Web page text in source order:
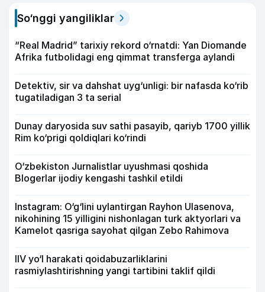
So‘nggi yangiliklar
“Real Madrid” tarixiy rekord o‘rnatdi: Yan Diomande
Afrika futbolidagi eng qimmat transferga aylandi
Detektiv, sir va dahshat uyg‘unligi: bir nafasda ko‘rib
tugatiladigan 3 ta serial
Dunay daryosida suv sathi pasayib, qariyb 1700 yillik
Rim ko‘prigi qoldiqlari ko‘rindi
O‘zbekiston Jurnalistlar uyushmasi qoshida
Blogerlar ijodiy kengashi tashkil etildi
Instagram: O‘g‘lini uylantirgan Rayhon Ulasenova,
nikohining 15 yilligini nishonlagan turk aktyorlari va
Kamelot qasriga sayohat qilgan Zebo Rahimova
IIV yo‘l harakati qoidabuzarliklarini
rasmiylashtirishning yangi tartibini taklif qildi